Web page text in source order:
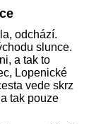
odchází.
slunce.
a tak to
Lopenické
vede skrz
tak pouze